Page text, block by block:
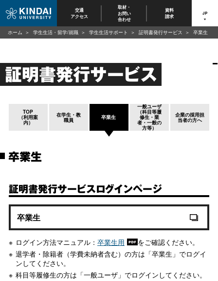
交通
アクセス
取材・
お問い
合わせ
資料
請求
JP
証明書発行サービス
TOP
（利用案
内）
在学生・教
職員 卒業生
一般ユーザ
（科目等履
修生・業
者・一般の
方等）
企業の採用担
当者の方へ
卒業生
証明書発行サービスログインページ
卒業生
ログイン方法マニュアル： 卒業生用
をご確認ください。
退学者・除籍者（学費未納者含む）の方は「卒業生」でログイ
ンしてください。
科目等履修生の方は「一般ユーザ」でログインしてください。
ホーム 学生生活・留学/就職 学生生活サポート 証明書発行サービス 卒業生